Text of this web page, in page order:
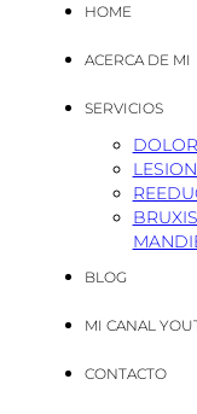
HOME
ACERCA DE MI
SERVICIOS
BLOG
MI CANAL
CONTACTO